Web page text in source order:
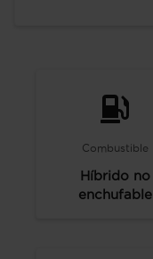
Combustible
Híbrido no
enchufable